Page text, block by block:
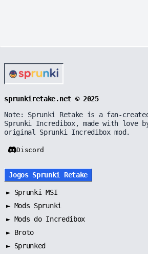
sprunkiretake.net © 2025
Note: Sprunki Retake is a fan-
Sprunki Incredibox, made with love
original Sprunki Incredibox mod.
Discord
Jogos Sprunki Retake
► Sprunki MSI
► Mods Sprunki
► Mods do Incredibox
► Broto
► Sprunked